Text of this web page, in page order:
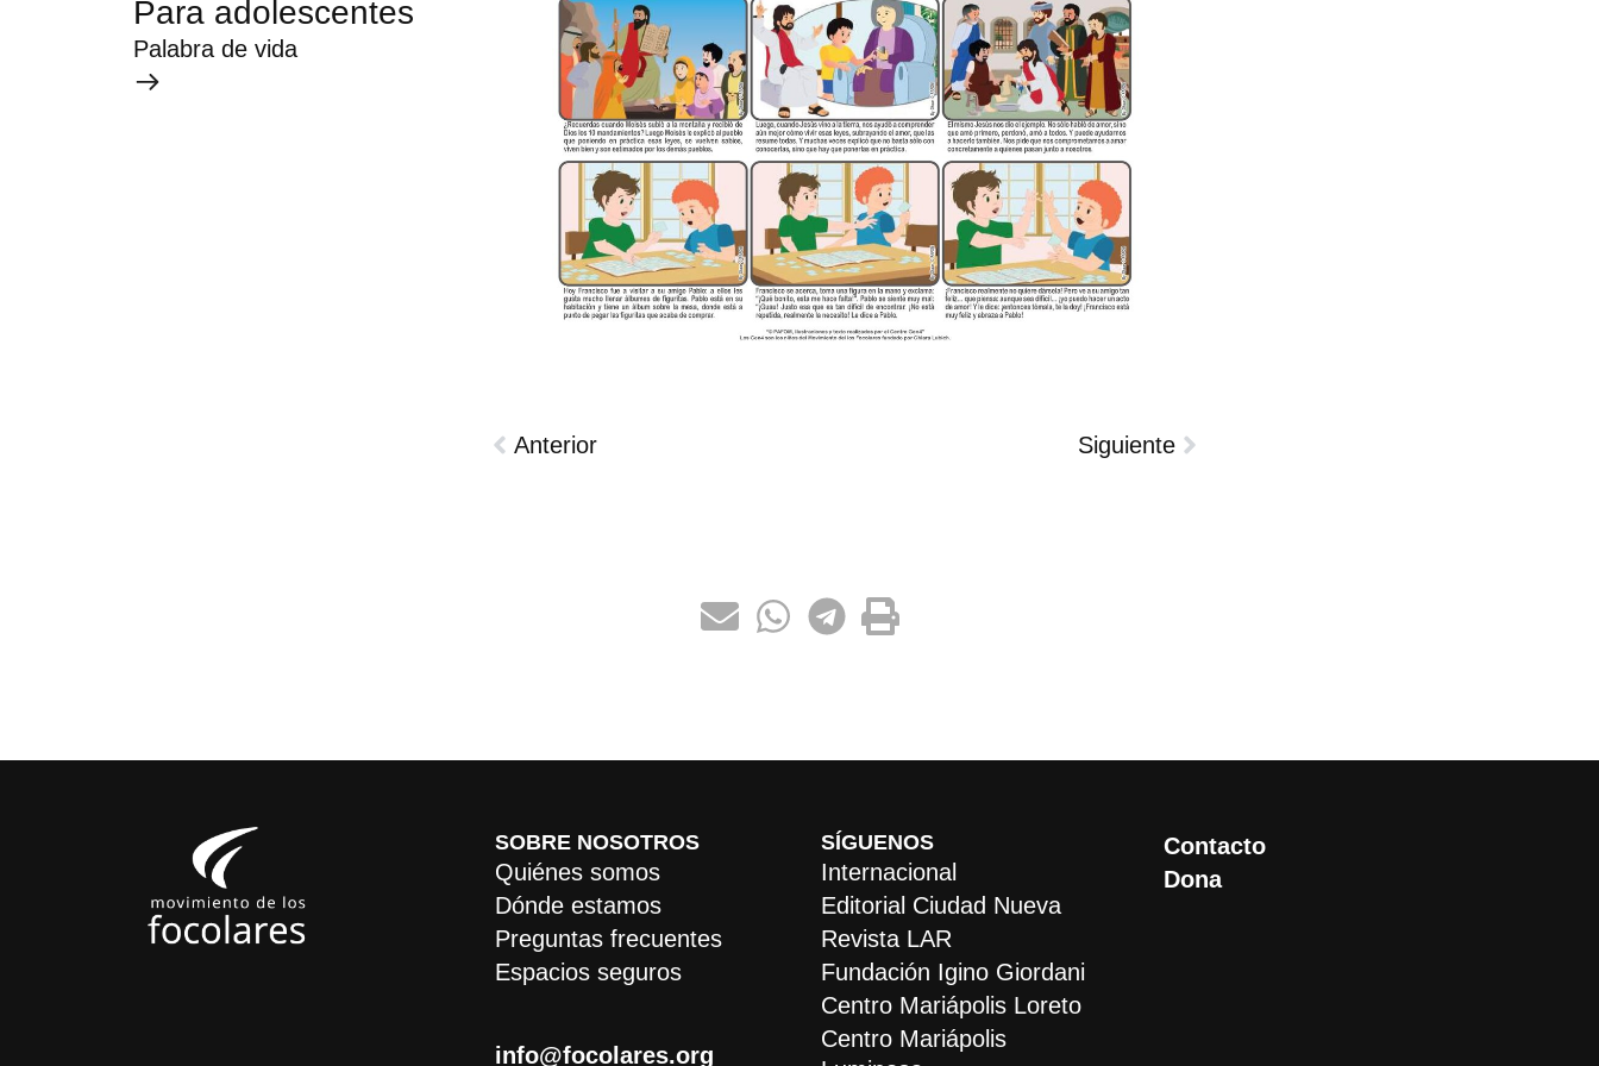
Para adolescentes
Palabra de vida
Anterior Siguiente
SOBRE NOSOTROS
Quiénes somos
Dónde estamos
Preguntas frecuentes
Espacios seguros
info@focolares.org
SÍGUENOS
Internacional
Editorial Ciudad Nueva
Revista LAR
Fundación Igino Giordani
Centro Mariápolis Loreto
Centro Mariápolis
Contacto
Dona